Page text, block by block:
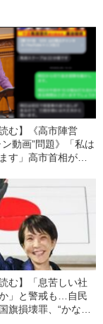
む】《高市陣営
動画”問題》「私は
す」高市首相が答
上にわたって高市
きた側近中の側近
む】「息苦しい社
」と警戒も…自民
旗損壊罪、“かなり